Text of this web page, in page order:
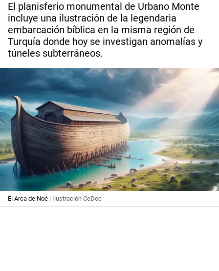
El planisferio monumental de Urbano Monte
incluye una ilustración de la legendaria
embarcación bíblica en la misma región de
Turquía donde hoy se investigan anomalías y
túneles subterráneos.
El Arca de Noé | Ilustración CeDoc